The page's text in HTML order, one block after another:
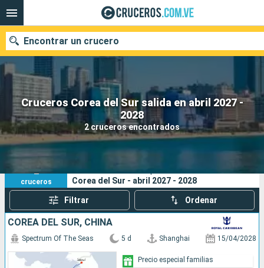
Cruceros Corea del Sur salida en abril 2027 -
2028
2 cruceros encontrados
Encontrar un crucero
Nuestros destinos
Fecha de salida
Puertos
Buscar
2
cruceros
Sus criterios de búsqueda:
Corea del Sur - abril 2027 - 2028
Filtrar Ordenar
COREA DEL SUR, CHINA
Spectrum Of The Seas 5 d Shanghai 15/04/2028
Precio especial familias